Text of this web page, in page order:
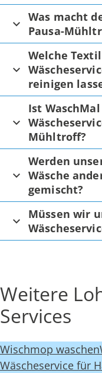
Was macht
Pausa-
Welche
reinigen
Ist
Mühltroff?
Werden
Wäsche
gemischt?
Müssen wir
Weitere
Services
Wischmop waschen
Wäscheservice für